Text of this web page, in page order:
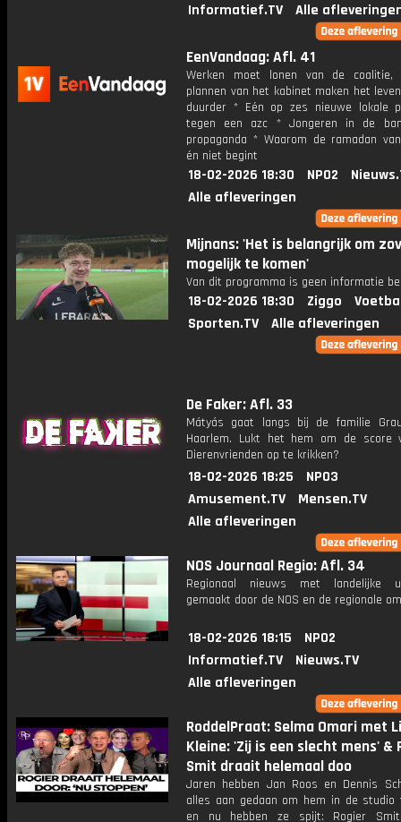
Informatief.TV
Alle
EenVandaag: Afl. 41
Werken moet lonen van de coalitie,
plannen van het kabinet maken het
duurder * Eén op zes nieuwe lokale
tegen een azc * Jongeren in de
propaganda * Waarom de ramadan
én niet begint
18-02-2026 18:30 NPO2
Alle afleveringen
Mijnans: 'Het is belangrijk om
mogelijk te komen'
Van dit programma is geen informatie
18-02-2026 18:30 Ziggo
Sporten.TV
Alle afleveringen
De Faker: Afl. 33
Mátyás gaat langs bij de familie
Haarlem. Lukt het hem om de score
Dierenvrienden op te krikken?
18-02-2026 18:25
NPO3
Amusement.TV
Mensen.TV
Alle afleveringen
NOS Journaal Regio: Afl. 34
Regionaal nieuws met landelijke
gemaakt door de NOS en de regionale
18-02-2026 18:15
NPO2
Informatief.TV
Nieuws.TV
Alle afleveringen
RoddelPraat: Selma Omari met
Kleine: 'Zij is een slecht mens' &
Smit draait helemaal doo
Jaren hebben Jan Roos en Dennis
alles aan gedaan om hem in de studio
en nu hebben ze spijt: Rogier